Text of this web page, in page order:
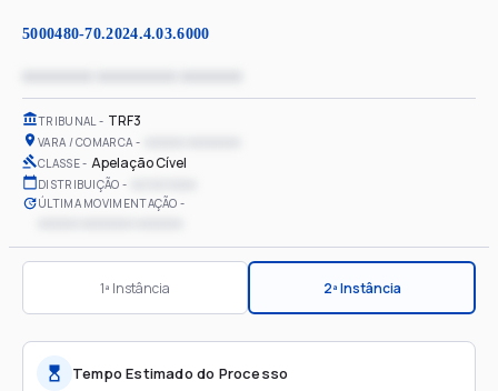
5000480-70.2024.4.03.6000
TRIBUNAL TRF3
VARA / COMARCA
CLASSE Apelação Cível
DISTRIBUIÇÃO
ÚLTIMA MOVIMENTAÇÃO
1ª Instância 2ª Instância
Tempo Estimado do Processo